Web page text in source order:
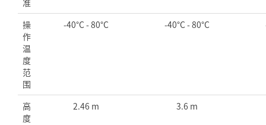
准
操
作
温
度
范
围
-40°C - 80°C -40°C - 80°C
高
度
2.46 m 3.6 m